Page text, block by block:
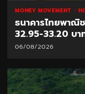
MONEY MOVEMENT
ธนาคารไทยพาณิ
32.95-33.20 บ
06/08/2026